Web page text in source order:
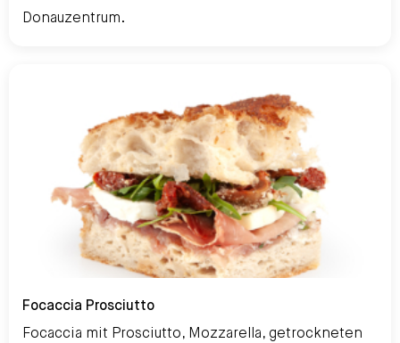
Donauzentrum.
Focaccia Prosciutto
Focaccia mit Prosciutto, Mozzarella, getrockneten